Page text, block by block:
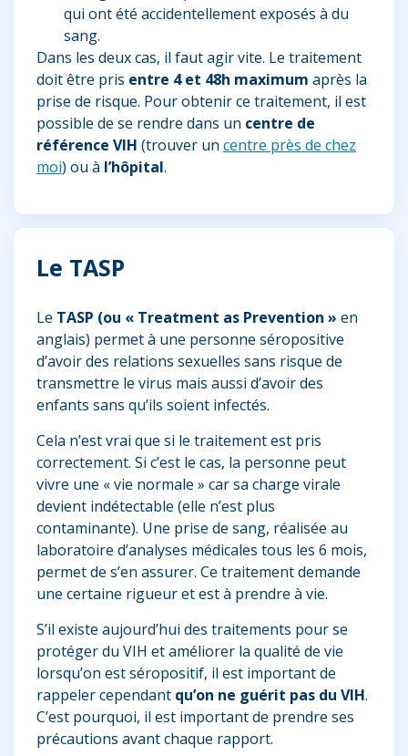
qui ont été accidentellement exposés à du
sang.
Dans les deux cas, il faut agir vite. Le traitement
doit être pris entre 4 et 48h maximum après la
prise de risque. Pour obtenir ce traitement, il est
possible de se rendre dans un centre de
référence VIH (trouver un centre près de chez
moi) ou à l’hôpital.
Le TASP
Le TASP (ou « Treatment as Prevention » en
anglais) permet à une personne séropositive
d’avoir des relations sexuelles sans risque de
transmettre le virus mais aussi d’avoir des
enfants sans qu’ils soient infectés.
Cela n’est vrai que si le traitement est pris
correctement. Si c’est le cas, la personne peut
vivre une « vie normale » car sa charge virale
devient indétectable (elle n’est plus
contaminante). Une prise de sang, réalisée au
laboratoire d’analyses médicales tous les 6 mois,
permet de s’en assurer. Ce traitement demande
une certaine rigueur et est à prendre à vie.
S’il existe aujourd’hui des traitements pour se
protéger du VIH et améliorer la qualité de vie
lorsqu’on est séropositif, il est important de
rappeler cependant qu’on ne guérit pas du VIH.
C’est pourquoi, il est important de prendre ses
précautions avant chaque rapport.